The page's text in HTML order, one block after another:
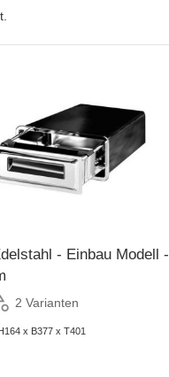
- Einbau Modell -
2 Varianten
x B377 x T401